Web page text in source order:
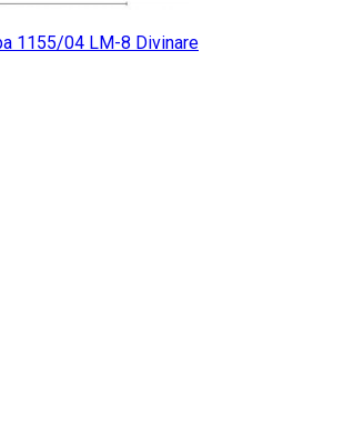
1155/04 LM-8 Divinare